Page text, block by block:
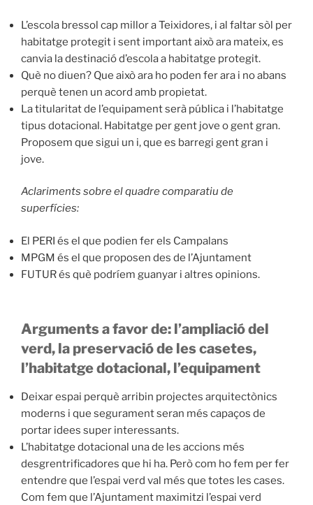
L’escola bressol cap millor a Teixidores, i al faltar sòl per
habitatge protegit i sent important això ara mateix, es
canvia la destinació d’escola a habitatge protegit.
Què no diuen? Que això ara ho poden fer ara i no abans
perquè tenen un acord amb propietat.
La titularitat de l’equipament serà pública i l’habitatge
tipus dotacional. Habitatge per gent jove o gent gran.
Proposem que sigui un i, que es barregi gent gran i
jove.
Aclariments sobre el quadre comparatiu de
superfícies:
El PERI és el que podien fer els Campalans
MPGM és el que proposen des de l’Ajuntament
FUTUR és què podríem guanyar i altres opinions.
Arguments a favor de: l’ampliació del
verd, la preservació de les casetes,
l’habitatge dotacional, l’equipament
Deixar espai perquè arribin projectes arquitectònics
moderns i que segurament seran més capaços de
portar idees super interessants.
L’habitatge dotacional una de les accions més
desgrentrificadores que hi ha. Però com ho fem per fer
entendre que l’espai verd val més que totes les cases.
Com fem que l’Ajuntament maximitzi l’espai verd